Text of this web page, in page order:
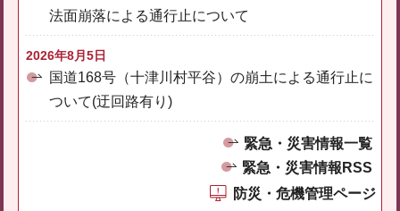
法面崩落による通行止について
2026年8月5日
国道168号（十津川村平谷）の崩土による通行止に
ついて(迂回路有り)
緊急・災害情報一覧
緊急・災害情報RSS
防災・危機管理ページ